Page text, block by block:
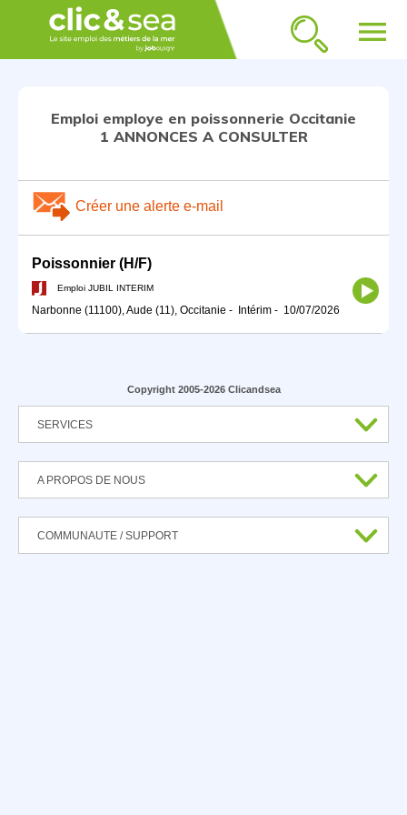
menu
Emploi employe en poissonnerie Occitanie
1 ANNONCES A CONSULTER
Créer une alerte e-mail
Poissonnier (H/F)
Emploi JUBIL INTERIM
Narbonne (11100), Aude (11), Occitanie - Intérim - 10/07/2026
Copyright 2005-2026 Clicandsea
SERVICES
A PROPOS DE NOUS
COMMUNAUTE / SUPPORT